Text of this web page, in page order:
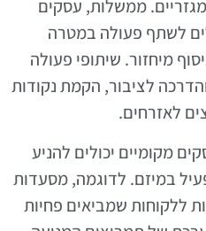
ממשלות, עסקים
לשתף פעולה במטרה
מיחזור. שיתופי פעולה
והדרכה לציבור, הקמת נקודות
לאזרחים.
מקומיים יכולים להניע
במיזם. לדוגמה, מסעדות
ללקוחות שמביאים פחיות